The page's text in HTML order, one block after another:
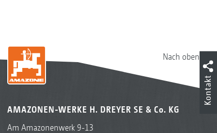
Nach oben
AMAZONEN-WERKE H. DREYER SE & Co. KG
Am Amazonenwerk 9-13
Kontakt